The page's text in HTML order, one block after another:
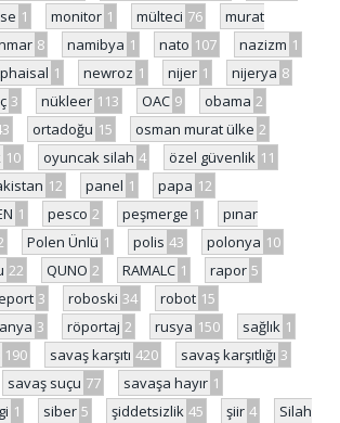
1 monitor 1 mülteci 76
murat
8 namibya 1 nato 107 nazizm 1
1 newroz 1 nijer 1 nijerya 8
3 nükleer 113 OAC 9 obama 2
ortadoğu 15 osman murat ülke 2
10 oyuncak silah 4 özel güvenlik 11
12 panel 1 papa 12
1 pesco 2 peşmerge 1
pınar
Polen Ünlü 1 polis 43 polonya 10
22 QUNO 2 RAMALC 1 rapor 5
3 roboski 34 robot 15
3 röportaj 2 rusya 150 sağlık 1
190 savaş karşıtı 420 savaş karşıtlığı 3
savaş suçu 77 savaşa hayır 1
1 siber 5 şiddetsizlik 45 şiir 4
Silah